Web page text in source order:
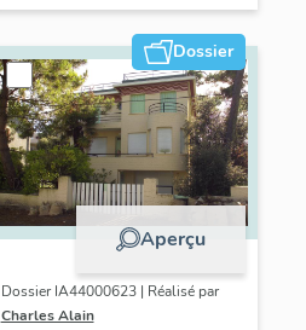
Dossier
Aperçu
Dossier IA44000623 | Réalisé par
Charles Alain